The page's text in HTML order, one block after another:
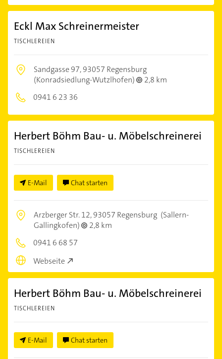
Eckl Max Schreinermeister
TISCHLEREIEN
Sandgasse 97,93057 Regensburg
(Konradsiedlung-Wutzlhofen)
2,8 km
0941 6 23 36
Herbert Böhm Bau- u. Möbelschreinerei
TISCHLEREIEN
E-Mail Chat starten
Arzberger Str. 12,93057 Regensburg (Sallern-
Gallingkofen)
2,8 km
0941 6 68 57
Webseite
Herbert Böhm Bau- u. Möbelschreinerei
TISCHLEREIEN
E-Mail Chat starten